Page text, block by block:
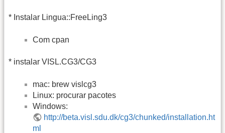
* Instalar Lingua::FreeLing3
Com cpan
* instalar VISL.CG3/CG3
mac: brew vislcg3
Linux: procurar pacotes
Windows:
http://beta.visl.sdu.dk/cg3/chunked/installation.ht
ml